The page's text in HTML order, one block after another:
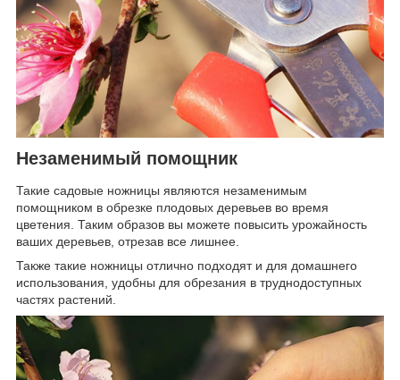
Незаменимый помощник
Такие садовые ножницы являются незаменимым
помощником в обрезке плодовых деревьев во время
цветения. Таким образов вы можете повысить урожайность
ваших деревьев, отрезав все лишнее.
Также такие ножницы отлично подходят и для домашнего
использования, удобны для обрезания в труднодоступных
частях растений.